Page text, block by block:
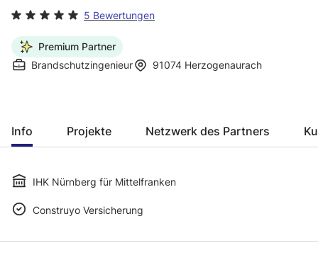
5 Bewertungen
Premium Partner
Brandschutzingenieur
91074 Herzogenaurach
Info Projekte Netzwerk des Partners
IHK Nürnberg für Mittelfranken
Construyo Versicherung